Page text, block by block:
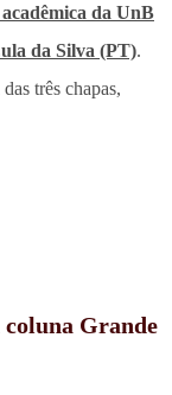
da UnB
da Silva (PT).
três chapas,
coluna Grande